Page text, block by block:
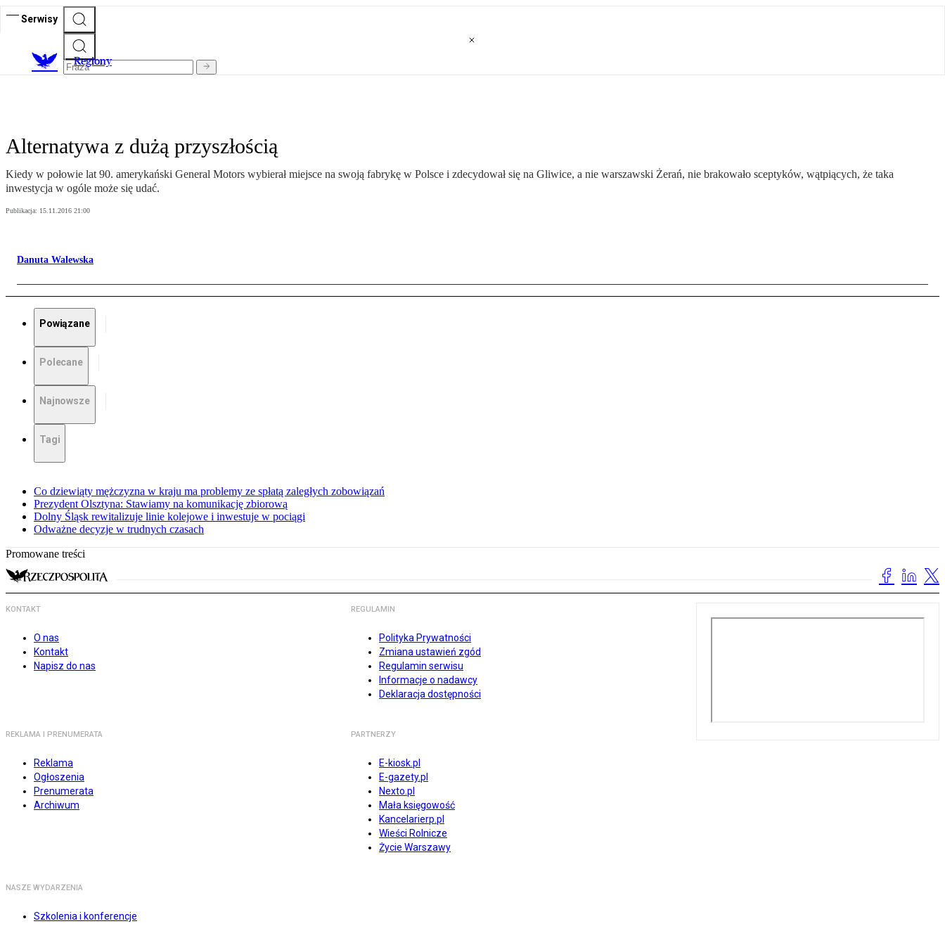
Serwisy
Regiony
Alternatywa z dużą przyszłością
Kiedy w połowie lat 90. amerykański General Motors wybierał miejsce na swoją fabrykę w Polsce i zdecydował się na Gliwice, a nie warszawski Żerań, nie brakowało sceptyków, wątpiących, że taka
inwestycja w ogóle może się udać.
Publikacja: 15.11.2016 21:00
Danuta Walewska
Powiązane
Polecane
Najnowsze
Tagi
Co dziewiąty mężczyzna w kraju ma problemy ze spłatą zaległych zobowiązań
Prezydent Olsztyna: Stawiamy na komunikację zbiorową
Dolny Śląsk rewitalizuje linie kolejowe i inwestuje w pociągi
Odważne decyzje w trudnych czasach
Promowane treści
KONTAKT
O nas
Kontakt
Napisz do nas
REGULAMIN
Polityka Prywatności
Zmiana ustawień zgód
Regulamin serwisu
Informacje o nadawcy
Deklaracja dostępności
REKLAMA I PRENUMERATA
Reklama
Ogłoszenia
Prenumerata
Archiwum
PARTNERZY
E-kiosk.pl
E-gazety.pl
Nexto.pl
Mała księgowość
Kancelarierp.pl
Wieści Rolnicze
Życie Warszawy
NASZE WYDARZENIA
Szkolenia i konferencje